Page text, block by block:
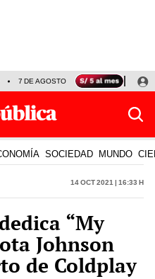
7 DE AGOSTO TINKA RESULTADOS
SOCIEDAD MUNDO
14 Oct 2021 | 16:33 h
“My
Johnson
de Coldplay